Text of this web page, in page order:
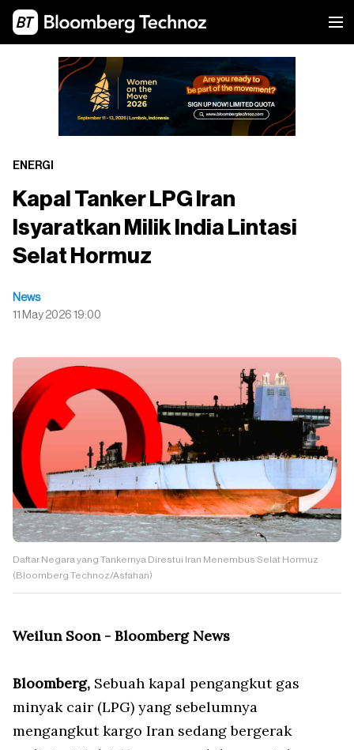
ENERGI
Kapal Tanker LPG Iran
Isyaratkan Milik India Lintasi
Selat Hormuz
News
11 May 2026 19:00
Daftar Negara yang Tankernya Direstui Iran Menembus Selat Hormuz
(Bloomberg Technoz/Asfahan)
Weilun Soon - Bloomberg News
Bloomberg, Sebuah kapal pengangkut gas
minyak cair (LPG) yang sebelumnya
mengangkut kargo Iran sedang bergerak